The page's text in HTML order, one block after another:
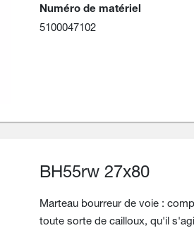
Numéro de matériel
5100047102
BH55rw 27x80
Marteau bourreur de voie :
toute sorte de cailloux, qu'il